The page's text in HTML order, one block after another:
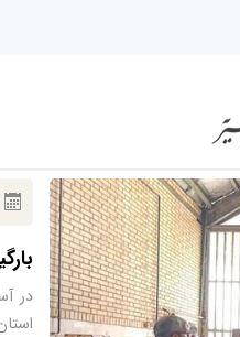
در